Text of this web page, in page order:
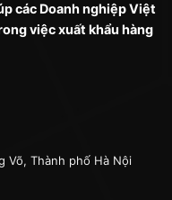
các Doanh nghiệp Việt
việc xuất khẩu hàng
Võ, Thành phố Hà Nội